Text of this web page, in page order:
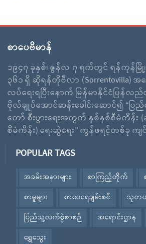
စာပေဗိမာန်
၁၉၄၇ ခုနှစ်၊ ဇွန်လ ၇ ရက်တွင် ရန်ကုန်မြို့
၃၆၁ ရှိ ဆိုရန်တိုဗီလာ (Sorrentovilla)
လပ်ရေးရပြီးနောက် မြန်မာနိုင်ငံပြ
ဗိုလ်ချူပ်အောင်ဆန်းခေါင်းဆောင်၍ “ပြ
တော် စီးပွားရေးအတွက် နှစ်နှစ်စီမံကိန်
စီမံကိန်း) ရေးဆွဲရေး” ကွန်ဖရင့်တစ်ခု ကျ
POPULAR TAGS
အခမ်းအနားများ စာကြည့်တိုက်
စာမူများ
စာပေရေချမ်းစင်
သုတပ
ပြည်သူ့လက်စွဲစာစဉ်
အရောင်းဌာန
ရွှေသွေး